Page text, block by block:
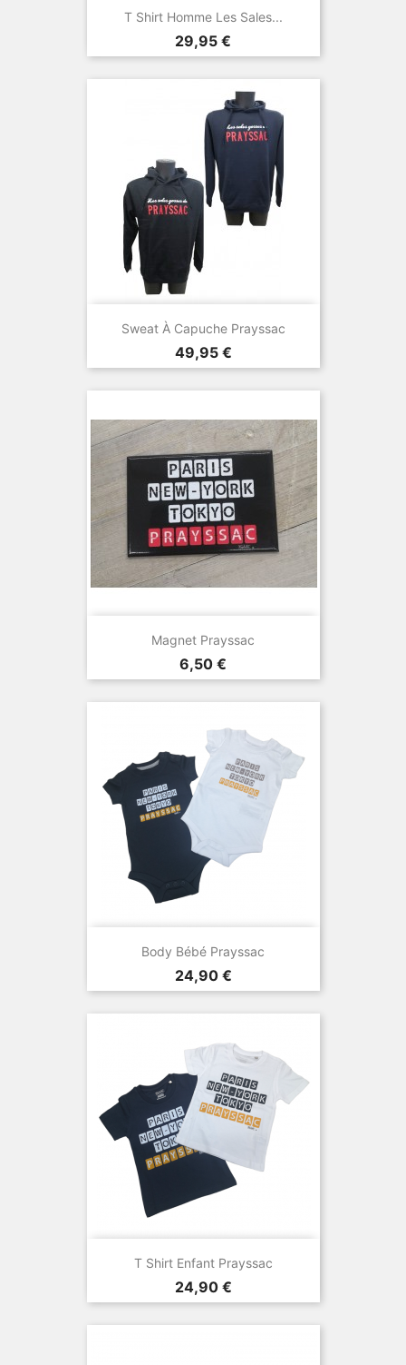
T Shirt Homme Les Sales...
Prix
29,95 €
Sweat À Capuche Prayssac
Prix
49,95 €
Magnet Prayssac
Prix
6,50 €
Body Bébé Prayssac
Prix
24,90 €
T Shirt Enfant Prayssac
Prix
24,90 €